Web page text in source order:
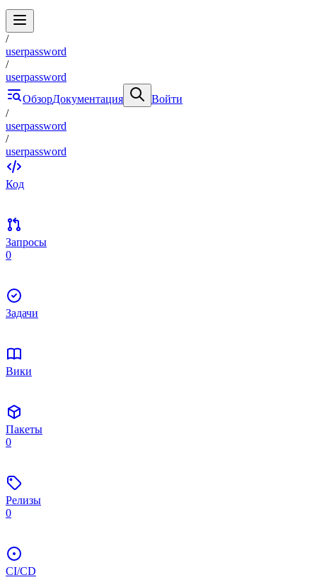
/
userpassword
/
userpassword
ОбзорДокументация
Войти
/
userpassword
/
userpassword
Код
Запросы
0
Задачи
Вики
Пакеты
0
Релизы
0
CI/CD